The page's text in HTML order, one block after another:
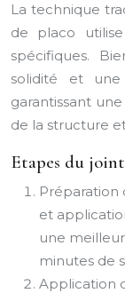
La technique
de placo
spécifiques.
solidité et une
garantissant
de la structure
Etapes du
Préparation
et
une
minutes de
Application